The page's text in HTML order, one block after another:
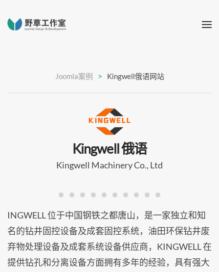
Joomla案例 Kingwell俄语网站
Kingwell 俄语
Kingwell Machinery Co., Ltd
INGWELL 位于中国钢铁之都唐山，是一家独立和知
名的钻井固控设备及成套固控系统，油田环保钻井废
弃物处理设备及成套系统设备供应商，KINGWELL 在
提供钻孔和分离设备方面拥有多年的经验，具有强大